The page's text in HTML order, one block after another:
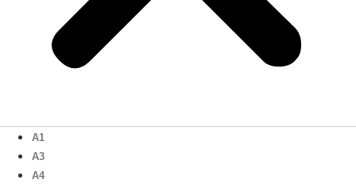
A1
A3
A4